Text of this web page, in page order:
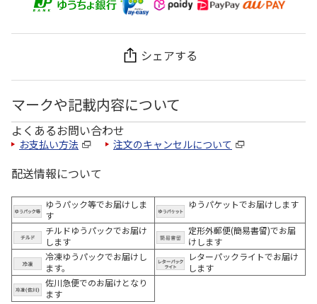
シェアする
マークや記載内容について
よくあるお問い合わせ
お支払い方法 注文のキャンセルについて
配送情報について
ゆうパック等でお届けしま
す
ゆうパケットでお届けします
チルドゆうパックでお届け
します
定形外郵便(簡易書留)でお届
けします
冷凍ゆうパックでお届けし
ます。
レターパックライトでお届け
します
佐川急便でのお届けとなり
ます